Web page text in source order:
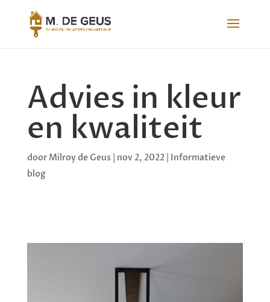
Advies in kleur
en kwaliteit
door Milroy de Geus nov 2, 2022| Informatieve
blog